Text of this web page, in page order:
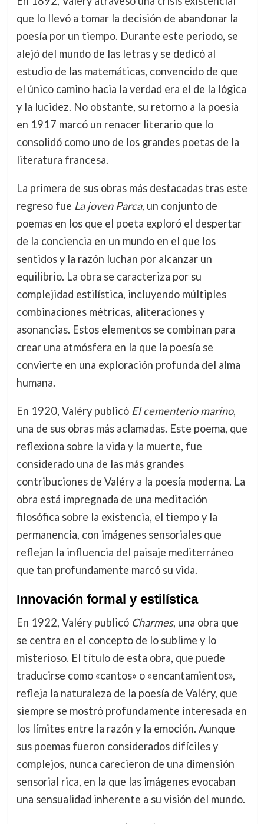
que lo llevó a tomar la decisión de abandonar la
poesía por un tiempo. Durante este periodo, se
alejó del mundo de las letras y se dedicó al
estudio de las matemáticas, convencido de que
el único camino hacia la verdad era el de la lógica
y la lucidez. No obstante, su retorno a la poesía
en 1917 marcó un renacer literario que lo
consolidó como uno de los grandes poetas de la
literatura francesa.
La primera de sus obras más destacadas tras este
regreso fue La joven Parca, un conjunto de
poemas en los que el poeta exploró el despertar
de la conciencia en un mundo en el que los
sentidos y la razón luchan por alcanzar un
equilibrio. La obra se caracteriza por su
complejidad estilística, incluyendo múltiples
combinaciones métricas, aliteraciones y
asonancias. Estos elementos se combinan para
crear una atmósfera en la que la poesía se
convierte en una exploración profunda del alma
humana.
En 1920, Valéry publicó El cementerio marino,
una de sus obras más aclamadas. Este poema, que
reflexiona sobre la vida y la muerte, fue
considerado una de las más grandes
contribuciones de Valéry a la poesía moderna. La
obra está impregnada de una meditación
filosófica sobre la existencia, el tiempo y la
permanencia, con imágenes sensoriales que
reflejan la influencia del paisaje mediterráneo
que tan profundamente marcó su vida.
Innovación formal y estilística
En 1922, Valéry publicó Charmes, una obra que
se centra en el concepto de lo sublime y lo
misterioso. El título de esta obra, que puede
traducirse como «cantos» o «encantamientos»,
refleja la naturaleza de la poesía de Valéry, que
siempre se mostró profundamente interesada en
los límites entre la razón y la emoción. Aunque
sus poemas fueron considerados difíciles y
complejos, nunca carecieron de una dimensión
sensorial rica, en la que las imágenes evocaban
una sensualidad inherente a su visión del mundo.